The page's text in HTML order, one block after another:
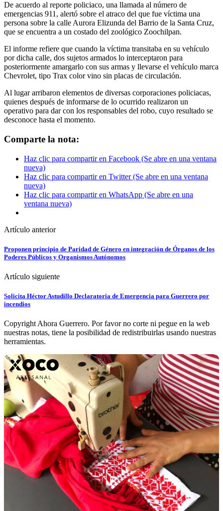
De acuerdo al reporte policiaco, una llamada al número de
emergencias 911, alertó sobre el atraco del que fue víctima una
persona sobre la calle Aurora Elizunda del Barrio de la Santa Cruz,
que se encuentra a un costado del zoológico Zoochilpan.
El informe refiere que cuando la víctima transitaba en su vehículo
por dicha calle, dos sujetos armados lo interceptaron para
posteriormente amargarlo con sus armas y llevarse el vehículo marca
Chevrolet, tipo Trax color vino sin placas de circulación.
Al lugar arribaron elementos de diversas corporaciones policiacas,
quienes después de informarse de lo ocurrido realizaron un
operativo para dar con los responsables del robo, cuyo resultado se
desconoce hasta el momento.
Comparte la nota:
Haz clic para compartir en Facebook (Se abre en una ventana
nueva)
Haz clic para compartir en Twitter (Se abre en una ventana
nueva)
Haz clic para compartir en WhatsApp (Se abre en una
ventana nueva)
Artículo anterior
Proponen principio de Paridad de Género en integración de Órganos de los
Poderes Públicos y Organismos Autónomos
Artículo siguiente
Solicita Héctor Astudillo Declaratoria de Emergencia para Guerrero por
incendios
Copyright Ahora Guerrero. Por favor no corte ni pegue en la web
nuestras notas, tiene la posibilidad de redistribuirlas usando nuestras
herramientas.